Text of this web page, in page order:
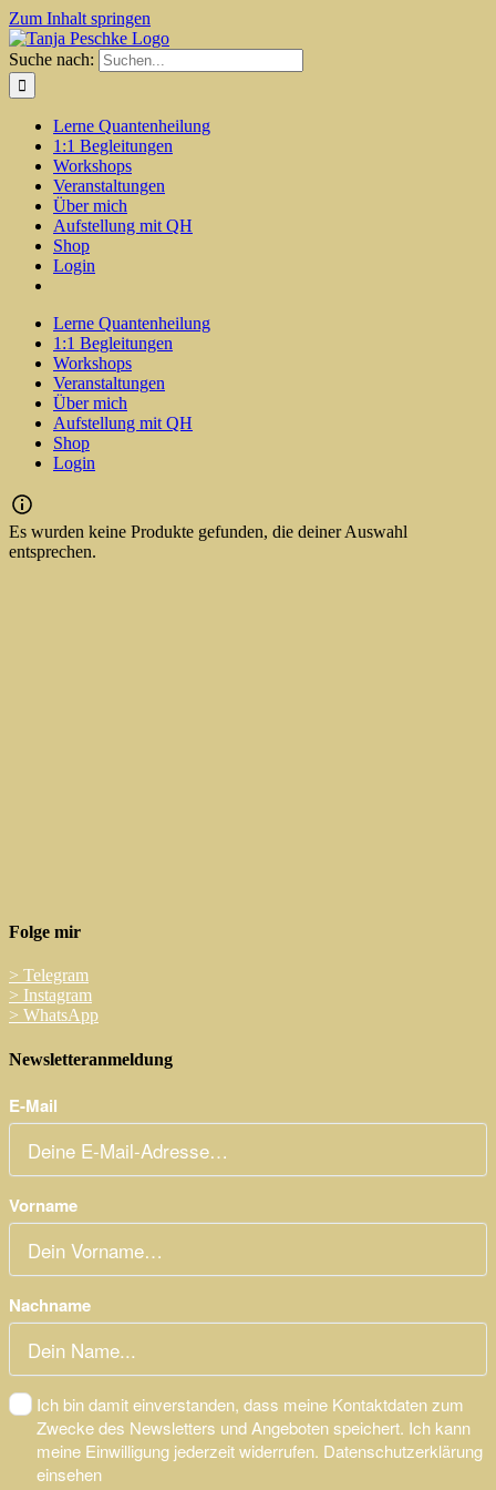
Zum Inhalt springen
Suche nach:
Lerne Quantenheilung
1:1 Begleitungen
Workshops
Veranstaltungen
Über mich
Aufstellung mit QH
Shop
Login
Lerne Quantenheilung
1:1 Begleitungen
Workshops
Veranstaltungen
Über mich
Aufstellung mit QH
Shop
Login
Es wurden keine Produkte gefunden, die deiner Auswahl
entsprechen.
Folge mir
> Telegram
> Instagram
> WhatsApp
Newsletteranmeldung